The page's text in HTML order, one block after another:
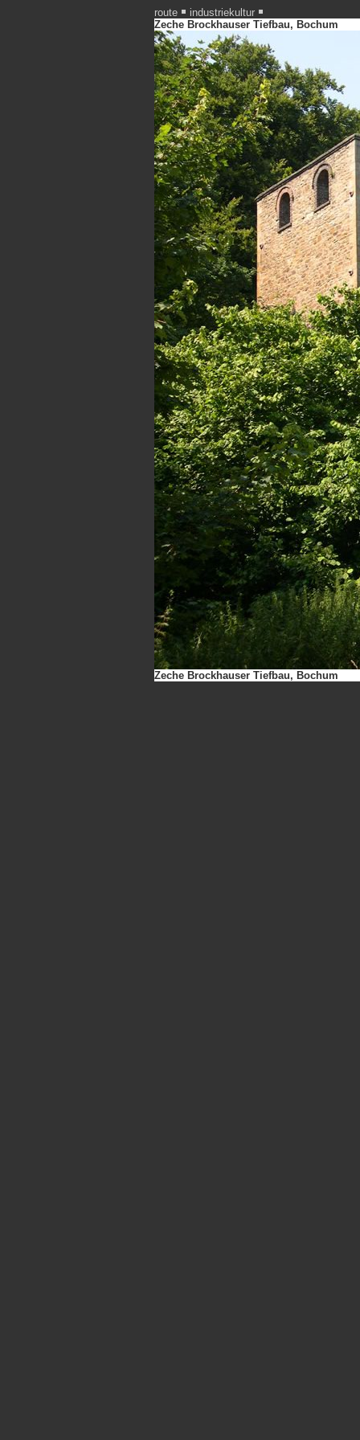
route
industriekultur
Zeche Brockhauser Tiefbau, Bochum
Zeche Brockhauser Tiefbau, Bochum